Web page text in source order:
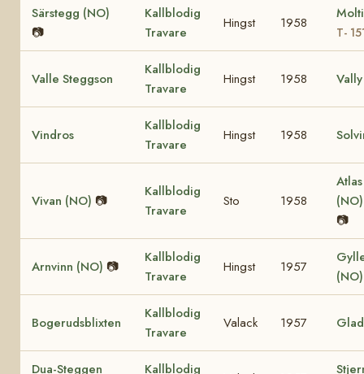
Särstegg (NO)
📷
Kallblodig
Travare
Hingst 1958
T-
Valle Steggson
Kallblodig
Travare
Hingst 1958 Vally
Vindros
Kallblodig
Travare
Hingst 1958
Vivan (NO) 📷
Kallblodig
Travare
Sto 1958
📷
Arnvinn (NO) 📷
Kallblodig
Travare
Hingst 1957
Bogerudsblixten
Kallblodig
Travare
Valack 1957
Dua-Steggen
Kallblodig